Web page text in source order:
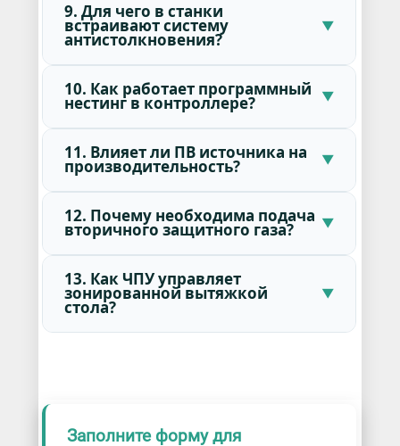
9. Для чего в станки
встраивают систему
антистолкновения?
10. Как работает программный
нестинг в контроллере?
11. Влияет ли ПВ источника на
производительность?
12. Почему необходима подача
вторичного защитного газа?
13. Как ЧПУ управляет
зонированной вытяжкой
стола?
Заполните форму для